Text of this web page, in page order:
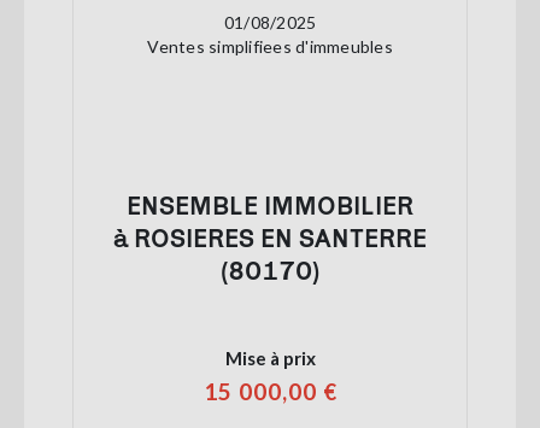
01/08/2025
Ventes simplifiees d'immeubles
ENSEMBLE IMMOBILIER
à ROSIERES EN SANTERRE
(80170)
Mise à prix
15 000,00 €